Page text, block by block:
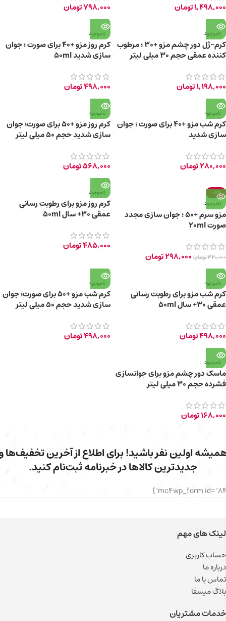
1,498,000تومان 798,000تومان
ناموجود
کرم-ژل دور چشم مزو +30 ؛ مرطوب
کننده عمقی حجم 30 میلی لیتر
1,198,000تومان
ناموجود
کرم روز مزو +40 برای صورت ؛ جوان
سازی شدید 50ml
498,000تومان
ناموجود
کرم شب مزو +40 برای صورت ؛ جوان
سازی شدید
280,000تومان
ناموجود
کرم روز مزو +50 برای صورت؛ جوان
سازی شدید حجم 50 میلی لیتر
568,000تومان
-7%
ناموجود
مزو سرم +50 ؛ جوان سازی مجدد
صورت 20ml
320,000تومان 298,000تومان
ناموجود
کرم روز مزو برای رطوبت رسانی
عمقی 30+ سال 50ml
485,000تومان
ناموجود
کرم شب مزو برای رطوبت رسانی
عمقی 30+ سال 50ml
498,000تومان
ناموجود
کرم شب مزو +50 برای صورت؛ جوان
سازی شدید حجم 50 میلی لیتر
498,000تومان
ناموجود
ماسک دور چشم مزو برای جوانسازی
فشرده حجم 30 میلی لیتر
168,000تومان
اولین نفر باشید! برای اطلاع از آخرین تخفیف‌ها
جدیدترین کالاها در خبرنامه ثبت‌نام کنید.
لینک های مهم
حساب کاربری
درباره ما
تماس با ما
بلاگ میسفا
خدمات مشتریان